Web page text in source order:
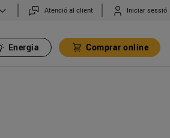
Atenció al client Iniciar sessió
Energia Comprar online